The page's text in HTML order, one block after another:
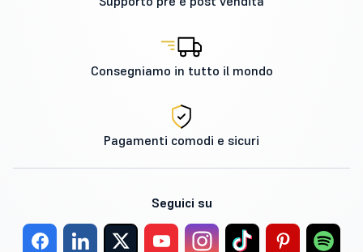
Consegniamo in tutto il mondo
Pagamenti comodi e sicuri
Seguici su